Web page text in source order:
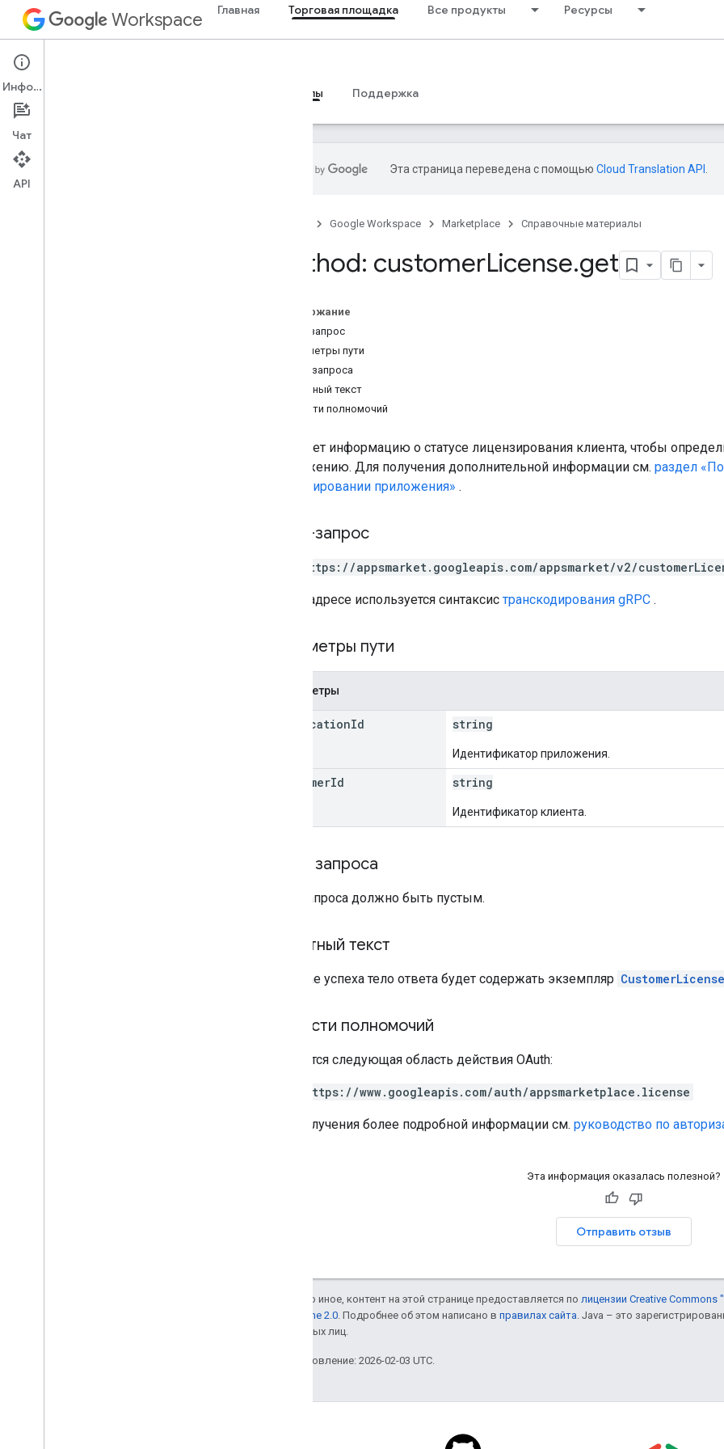
Workspace Главная Торговая площадка Все продукты Ресурсы
Marketplace
Обзор Справочные материалы Поддержка
Эта страница переведена с помощью Cloud Translation API
Google Workspace Marketplace Справочные материалы
Method: customerLicense.get
Содержание
HTTP-запрос
Параметры пути
Текст запроса
Ответный текст
Области полномочий
Получает информацию о статусе лицензирования клиента, чтобы
приложению. Для получения дополнительной информации см. раздел
лицензировании приложения» .
HTTP-запрос
GET https://appsmarket.googleapis.com/appsmarket/v2/
В URL-адресе используется синтаксис транскодирования gRPC .
Параметры пути
Параметры
applicationId string
Идентификатор приложения.
customerId string
Идентификатор клиента.
Текст запроса
Тело запроса должно быть пустым.
Ответный текст
В случае успеха тело ответа будет содержать экземпляр CustomerLicense
Области полномочий
Требуется следующая область действия OAuth:
https://www.googleapis.com/auth/appsmarketplace.license
Для получения более подробной информации см. руководство по
Эта информация оказалась полезной?
Отправить отзыв
Если не указано иное, контент на этой странице предоставляется по лицензии Creative
лицензии Apache 2.0 . Подробнее об этом написано в правилах сайта . Java – это
аффилированных лиц.
Последнее обновление: 2026-02-03 UTC.
Информация
Чат
API